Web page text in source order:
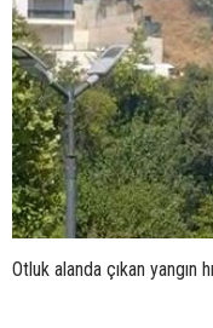
Otluk alanda çıkan yangın